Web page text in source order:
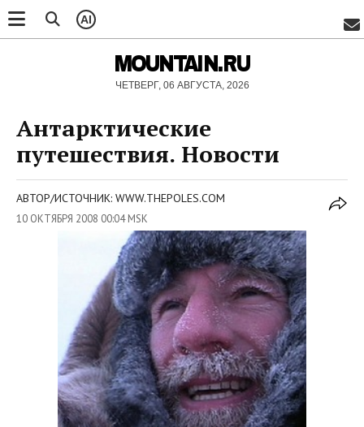
AI
MOUNTAIN.RU
ЧЕТВЕРГ, 06 АВГУСТА, 2026
Антарктические
путешествия. Новости
АВТОР/ИСТОЧНИК: WWW.THEPOLES.COM
10 ОКТЯБРЯ 2008 00:04 MSK